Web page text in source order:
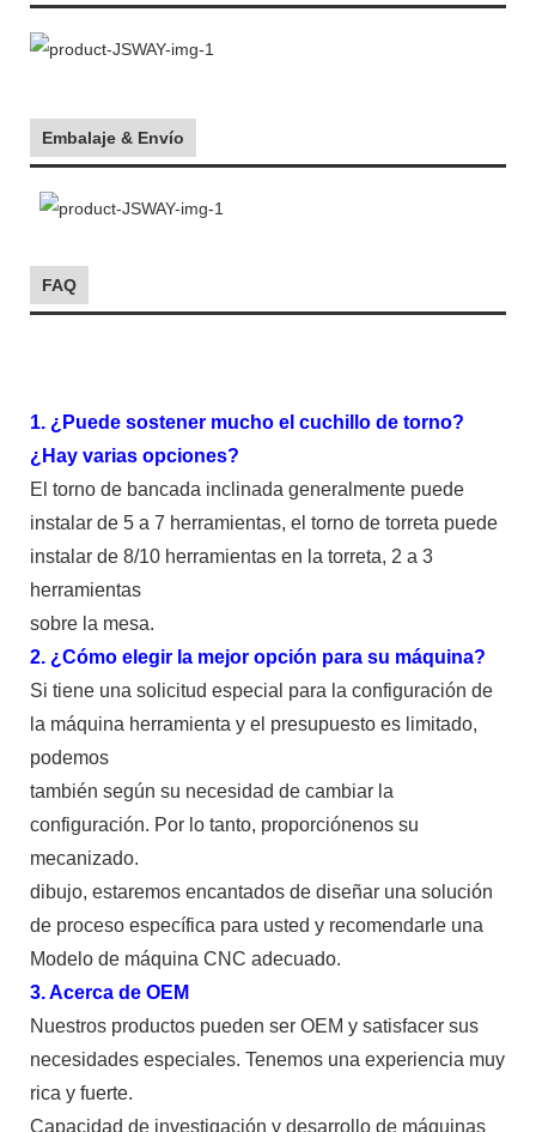
Embalaje & Envío
FAQ
1. ¿Puede sostener mucho el cuchillo de torno?
¿Hay varias opciones?
El torno de bancada inclinada generalmente puede
instalar de 5 a 7 herramientas, el torno de torreta puede
instalar de 8/10 herramientas en la torreta, 2 a 3
herramientas
sobre la mesa.
2. ¿Cómo elegir la mejor opción para su máquina?
Si tiene una solicitud especial para la configuración de
la máquina herramienta y el presupuesto es limitado,
podemos
también según su necesidad de cambiar la
configuración. Por lo tanto, proporciónenos su
mecanizado.
dibujo, estaremos encantados de diseñar una solución
de proceso específica para usted y recomendarle una
Modelo de máquina CNC adecuado.
3. Acerca de OEM
Nuestros productos pueden ser OEM y satisfacer sus
necesidades especiales. Tenemos una experiencia muy
rica y fuerte.
Capacidad de investigación y desarrollo de máquinas